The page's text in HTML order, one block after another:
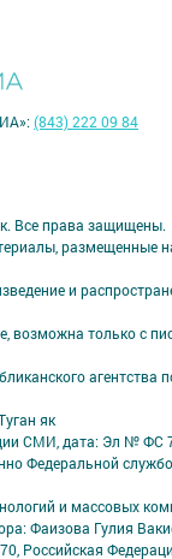
Все права защищены.
размещенные
и
возможна только с
агентства
як
СМИ, дата: Эл № ФС
Федеральной
и массовых
Фаизова Гулия
Российская
(843) 222 09 84